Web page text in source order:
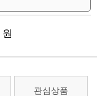
원
관심상품